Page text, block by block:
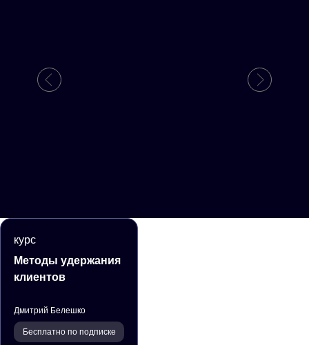
курс
Методы удержания
клиентов
Бесплатно по подписке
Дмитрий Белешко